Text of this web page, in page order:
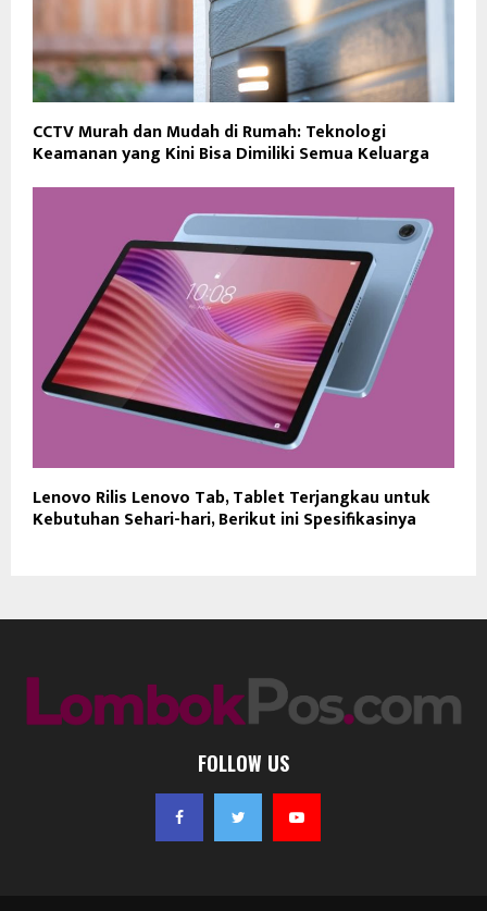
CCTV Murah dan Mudah di Rumah: Teknologi
Keamanan yang Kini Bisa Dimiliki Semua Keluarga
Lenovo Rilis Lenovo Tab, Tablet Terjangkau untuk
Kebutuhan Sehari-hari, Berikut ini Spesifikasinya
FOLLOW US